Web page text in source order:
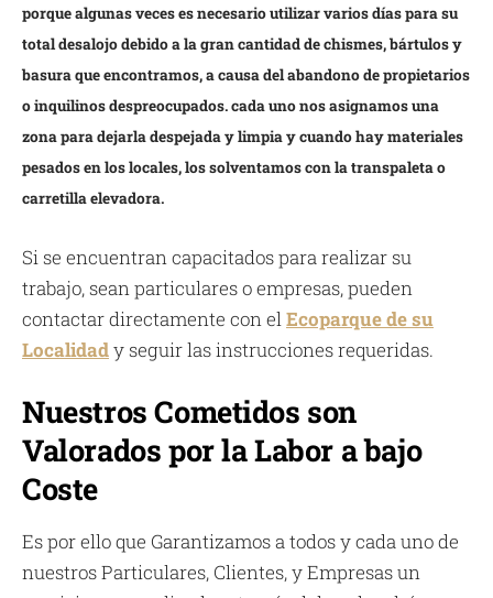
porque algunas veces es necesario utilizar varios días para su
total desalojo debido a la gran cantidad de chismes, bártulos y
basura que encontramos, a causa del abandono de propietarios
o inquilinos despreocupados. cada uno nos asignamos una
zona para dejarla despejada y limpia y cuando hay materiales
pesados en los locales, los solventamos con la transpaleta o
carretilla elevadora.
Si se encuentran capacitados para realizar su
trabajo, sean particulares o empresas, pueden
contactar directamente con elEcoparque de su
Localidady seguir las instrucciones requeridas.
Nuestros Cometidos son
Valorados por la Labor a bajo
Coste
Es por ello que Garantizamos a todos y cada uno de
nuestros Particulares, Clientes, y Empresas un